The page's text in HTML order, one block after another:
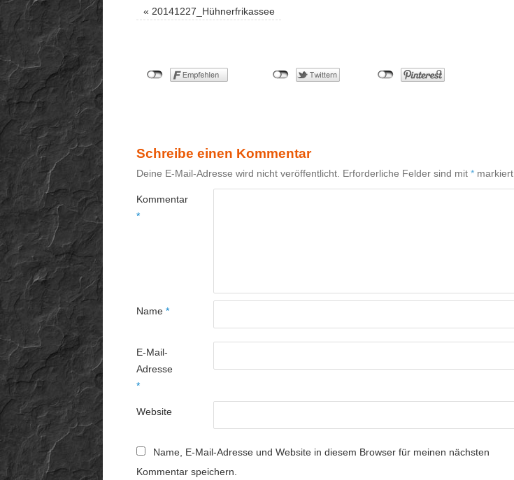
« 20141227_Hühnerfrikassee
Schreibe einen Kommentar
Deine E-Mail-Adresse wird nicht veröffentlicht. Erforderliche Felder sind mit * markiert
Kommentar
*
Name *
E-Mail-
Adresse
*
Website
Name, E-Mail-Adresse und Website in diesem Browser für meinen nächsten
Kommentar speichern.